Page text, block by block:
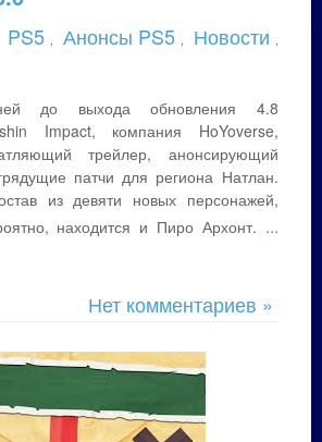
PS5 Анонсы PS5 Новости
до выхода обновления 4.8
Impact, компания HoYoverse,
трейлер, анонсирующий
патчи для региона Натлан.
из девяти новых персонажей,
находится и Пиро Архонт. ...
Нет комментариев »